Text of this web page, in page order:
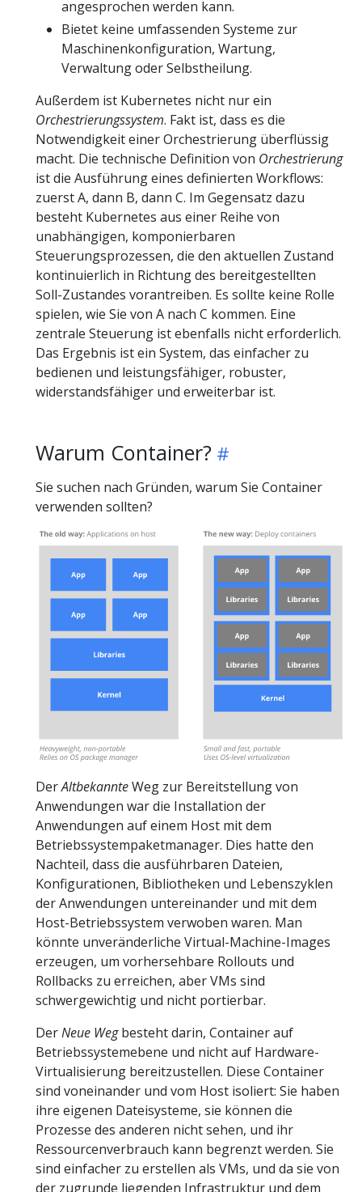
angesprochen werden kann.
Bietet keine umfassenden Systeme zur
Maschinenkonfiguration, Wartung,
Verwaltung oder Selbstheilung.
Außerdem ist Kubernetes nicht nur ein
Orchestrierungssystem. Fakt ist, dass es die
Notwendigkeit einer Orchestrierung überflüssig
macht. Die technische Definition von Orchestrierung
ist die Ausführung eines definierten Workflows:
zuerst A, dann B, dann C. Im Gegensatz dazu
besteht Kubernetes aus einer Reihe von
unabhängigen, komponierbaren
Steuerungsprozessen, die den aktuellen Zustand
kontinuierlich in Richtung des bereitgestellten
Soll-Zustandes vorantreiben. Es sollte keine Rolle
spielen, wie Sie von A nach C kommen. Eine
zentrale Steuerung ist ebenfalls nicht erforderlich.
Das Ergebnis ist ein System, das einfacher zu
bedienen und leistungsfähiger, robuster,
widerstandsfähiger und erweiterbar ist.
Warum Container?
Sie suchen nach Gründen, warum Sie Container
verwenden sollten?
DerAltbekannteWeg zur Bereitstellung von
Anwendungen war die Installation der
Anwendungen auf einem Host mit dem
Betriebssystempaketmanager. Dies hatte den
Nachteil, dass die ausführbaren Dateien,
Konfigurationen, Bibliotheken und Lebenszyklen
der Anwendungen untereinander und mit dem
Host-Betriebssystem verwoben waren. Man
könnte unveränderliche Virtual-Machine-Images
erzeugen, um vorhersehbare Rollouts und
Rollbacks zu erreichen, aber VMs sind
schwergewichtig und nicht portierbar.
DerNeue Wegbesteht darin, Container auf
Betriebssystemebene und nicht auf Hardware-
Virtualisierung bereitzustellen. Diese Container
sind voneinander und vom Host isoliert: Sie haben
ihre eigenen Dateisysteme, sie können die
Prozesse des anderen nicht sehen, und ihr
Ressourcenverbrauch kann begrenzt werden. Sie
sind einfacher zu erstellen als VMs, und da sie von
der zugrunde liegenden Infrastruktur und dem